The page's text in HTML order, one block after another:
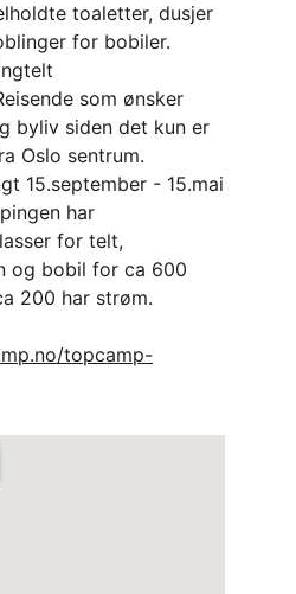
toaletter, dusjer
for bobiler.
som ønsker
byliv siden det kun er
Oslo sentrum.
15.september - 15.mai
har
for telt,
og bobil for ca 600
200 har strøm.
topcamp-